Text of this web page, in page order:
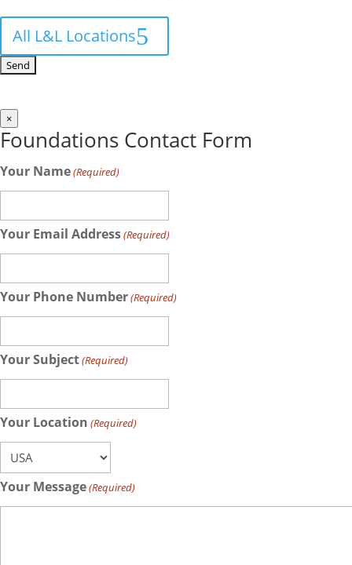
All L&L Locations
×
Foundations Contact Form
Your Name(Required)
Your Email Address(Required)
Your Phone Number(Required)
Your Subject(Required)
Your Location (Required)
Your Message(Required)